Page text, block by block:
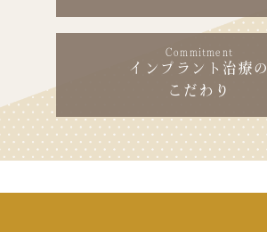
Commitment
インプラント治療の
こだわり